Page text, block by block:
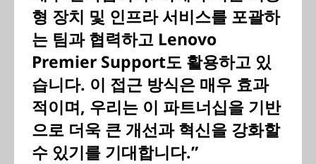
형 장치 및 인프라 서비스를 포괄하
는 팀과 협력하고 Lenovo
Premier Support도 활용하고 있
습니다. 이 접근 방식은 매우 효과
적이며, 우리는 이 파트너십을 기반
으로 더욱 큰 개선과 혁신을 강화할
수 있기를 기대합니다.”